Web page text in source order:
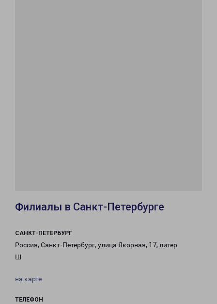
Филиалы в Санкт-Петербурге
САНКТ-ПЕТЕРБУРГ
Россия, Санкт-Петербург, улица Якорная, 17, литер
Ш
на карте
ТЕЛЕФОН